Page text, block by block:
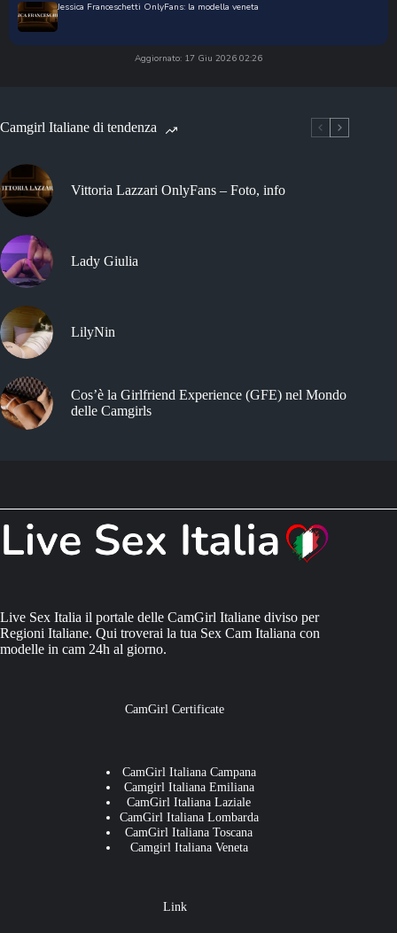
Jessica Franceschetti OnlyFans: la modella veneta
Aggiornato: 17 Giu 2026 02:26
Camgirl Italiane di tendenza
Vittoria Lazzari OnlyFans – Foto, info
Lady Giulia
LilyNin
Cos’è la Girlfriend Experience (GFE) nel Mondo
delle Camgirls
Live Sex Italia il portale delle CamGirl Italiane diviso per
Regioni Italiane. Qui troverai la tua Sex Cam Italiana con
modelle in cam 24h al giorno.
CamGirl Certificate
CamGirl Italiana Campana
Camgirl Italiana Emiliana
CamGirl Italiana Laziale
CamGirl Italiana Lombarda
CamGirl Italiana Toscana
Camgirl Italiana Veneta
Link